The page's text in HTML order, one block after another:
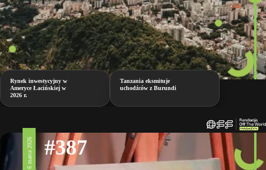
Rynek inwestycyjny w
Ameryce Łacińskiej w
2026 r.
Tanzania eksmituje
uchodźców z Burundi
6 marca 2026 #387